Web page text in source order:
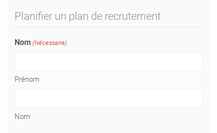
Planifier un plan de recrutement
Nom (Nécessaire)
Prénom
Nom